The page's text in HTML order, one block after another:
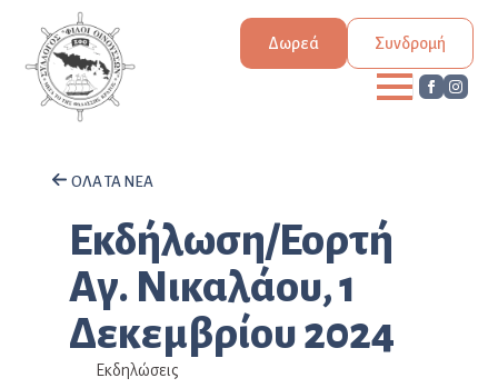
Δωρεά Συνδρομή
ΟΛΑ ΤΑ ΝΕΑ
Εκδήλωση/Εορτή
Αγ. Νικαλάου, 1
Δεκεμβρίου 2024
Εκδηλώσεις